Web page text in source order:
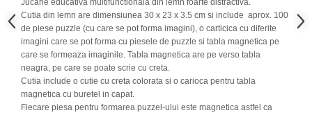
Jucarie educativa multifunctionala din lemn foarte distractiva.
Cutia din lemn are dimensiunea 30 x 23 x 3.5 cm si include aprox. 100
de piese puzzle (cu care se pot forma imagini), o carticica cu diferite
imagini care se pot forma cu piesele de puzzle si tabla magnetica pe
care se formeaza imaginile. Tabla magnetica are pe verso tabla
neagra, pe care se poate scrie cu creta.
Cutia include o cutie cu creta colorata si o carioca pentru tabla
magnetica cu buretel in capat.
Fiecare piesa pentru formarea puzzel-ului este magnetica astfel ca